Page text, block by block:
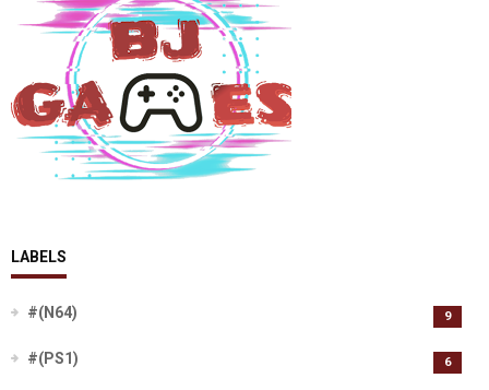
LABELS
#(N64) 9
#(PS1) 6